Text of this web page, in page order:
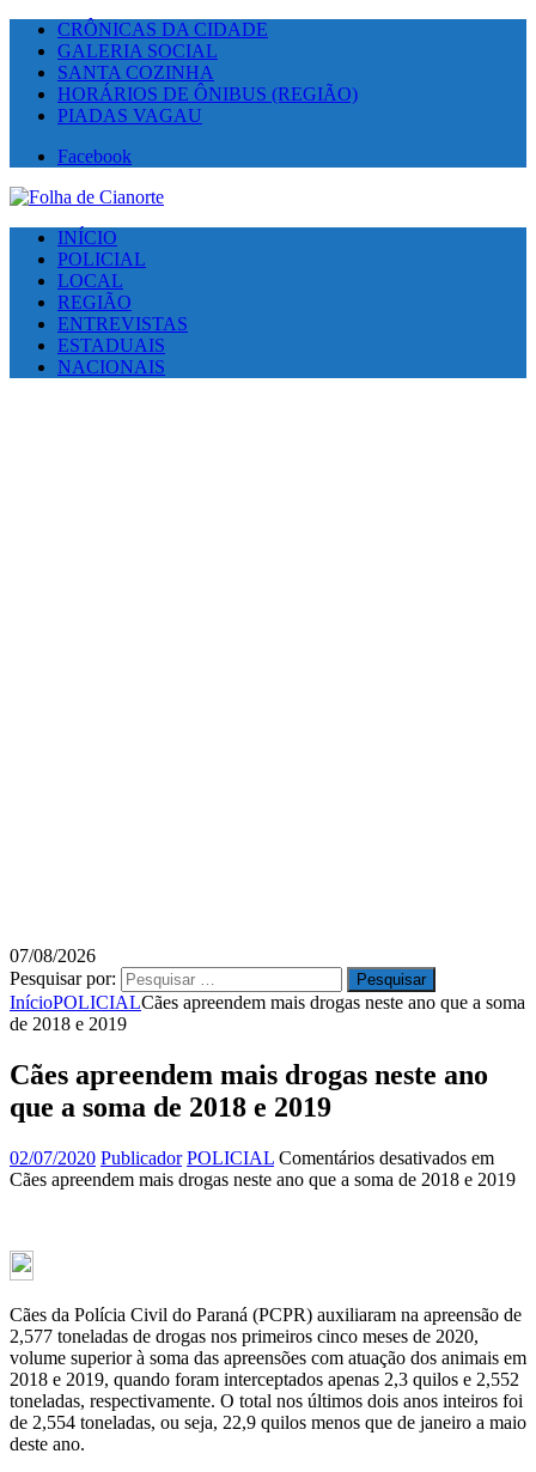
CRÔNICAS DA CIDADE
GALERIA SOCIAL
SANTA COZINHA
HORÁRIOS DE ÔNIBUS (REGIÃO)
PIADAS VAGAU
Facebook
INÍCIO
POLICIAL
LOCAL
REGIÃO
ENTREVISTAS
ESTADUAIS
NACIONAIS
07/08/2026
Pesquisar por:
InícioPOLICIALCães apreendem mais drogas neste ano que a soma
de 2018 e 2019
Cães apreendem mais drogas neste ano
que a soma de 2018 e 2019
02/07/2020 Publicador POLICIAL Comentários desativados em
Cães apreendem mais drogas neste ano que a soma de 2018 e 2019
Cães da Polícia Civil do Paraná (PCPR) auxiliaram na apreensão de
2,577 toneladas de drogas nos primeiros cinco meses de 2020,
volume superior à soma das apreensões com atuação dos animais em
2018 e 2019, quando foram interceptados apenas 2,3 quilos e 2,552
toneladas, respectivamente. O total nos últimos dois anos inteiros foi
de 2,554 toneladas, ou seja, 22,9 quilos menos que de janeiro a maio
deste ano.